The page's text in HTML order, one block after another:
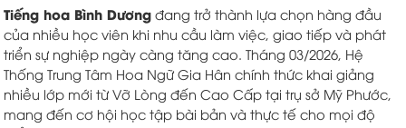
Tiếng hoa Bình Dương đang trở thành lựa chọn hàng đầu
của nhiều học viên khi nhu cầu làm việc, giao tiếp và phát
triển sự nghiệp ngày càng tăng cao. Tháng 03/2026, Hệ
Thống Trung Tâm Hoa Ngữ Gia Hân chính thức khai giảng
nhiều lớp mới từ Vỡ Lòng đến Cao Cấp tại trụ sở Mỹ Phước,
mang đến cơ hội học tập bài bản và thực tế cho mọi độ